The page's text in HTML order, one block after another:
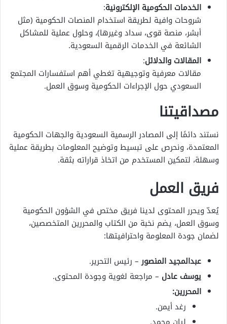
الخدمات الحكومية الإلكترونية:
شروحات وافية لطريقة استخدام المنصات الحكومية (مثل
أبشر، منصة قوى، سداد وغيرها)، وحلول عملية للمشاكل
الشائعة في الخدمات الرقمية السعودية.
المقالات والدلائل:
مقالات معرفية وتوجيهية تغطي أهم استفسارات المجتمع
السعودي حول الإجراءات الحكومية وسوق العمل.
مصداقيتنا
نستند دائمًا إلى المصادر الرسمية السعودية والجهات الحكومية
المعتمدة، ونحرص على تبسيط وتوضيح المعلومات بطريقة عملية
وسهلة، لتمكين المستخدم من اتخاذ قراراته بثقة.
فريق العمل
يُعدّ ويحرر المحتوى لدينا فريق مختص في الشؤون الحكومية
وسوق العمل، يضم نخبة من الكتاب والمحررين المتخصصين،
لضمان جودة المعلومة واحترافيتها:
عبدالمجيد المنصور– رئيس التحرير.
يوسف عادل – مراجعة لغوية وجودة المحتوى.
المحررين:
رغد أيمن.